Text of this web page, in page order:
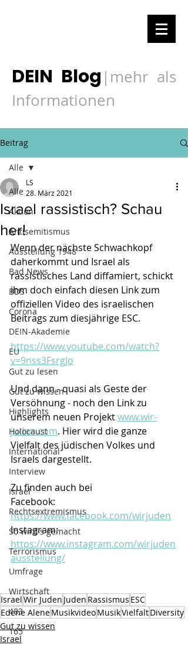
DEIN Blog | mehr als
Informationen
Beitrag
Alle
Aktion
Antisemitismus
Ausstellung 1948
Bad News
BDS
Corona
DEIN-Akademie
EU
Gut zu lesen
Gut zu wissen
Highlights
Holocaust
International
Interview
Israel
Rechtsextremismus
So wird's gemacht
Terrorismus
Umfrage
Wirtschaft
483
165
Alle
Israel rassistisch? Schau
her!
LS
28. März 2021
Wenn der nächste Schwachkopf
daherkommt und Israel als
rassistisches Land diffamiert, schickt
ihm doch einfach diesen Link zum
offiziellen Video des israelischen
Beitrags zum diesjährige ESC.
https://www.youtube.com/watch?
v=9nss3FsrgJo
Und dann - quasi als Geste der
Versöhnung - noch den Link zu
unserem neuen Projekt www.wir-
juden.com. Hier wird die ganze
Vielfalt des jüdischen Volkes und
Israels dargestellt.
Zu finden auch bei
Facebook:
https://www.facebook.com/wirjuden
Instagram:
https://www.instagram.com/wirjuden
ausstellung/
IsraelWir Juden Juden Rassismus ESC
Edene AleneMusikvideoMusikVielfaltDiversity
Gut zu wissen
Israel